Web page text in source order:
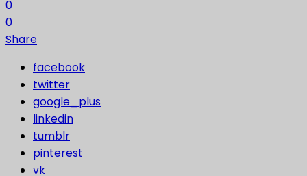
0
0
Share
facebook
twitter
google_plus
linkedin
tumblr
pinterest
vk